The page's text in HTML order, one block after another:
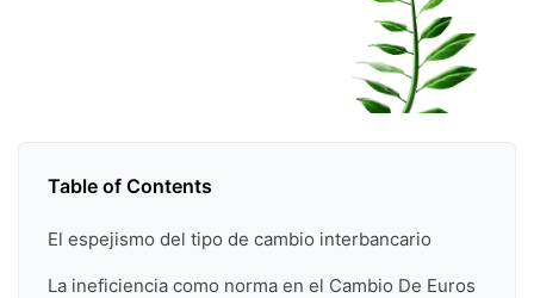
Table of Contents
El espejismo del tipo de cambio interbancario
La ineficiencia como norma en el Cambio De Euros